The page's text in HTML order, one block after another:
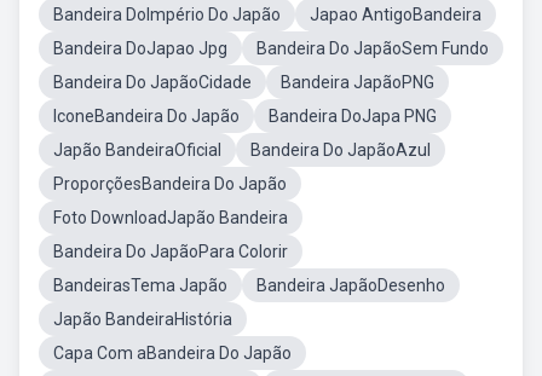
Bandeira DoImpério Do Japão
Japao AntigoBandeira
Bandeira DoJapao Jpg
Bandeira Do JapãoSem Fundo
Bandeira Do JapãoCidade
Bandeira JapãoPNG
IconeBandeira Do Japão
Bandeira DoJapa PNG
Japão BandeiraOficial
Bandeira Do JapãoAzul
ProporçõesBandeira Do Japão
Foto DownloadJapão Bandeira
Bandeira Do JapãoPara Colorir
BandeirasTema Japão
Bandeira JapãoDesenho
Japão BandeiraHistória
Capa Com aBandeira Do Japão